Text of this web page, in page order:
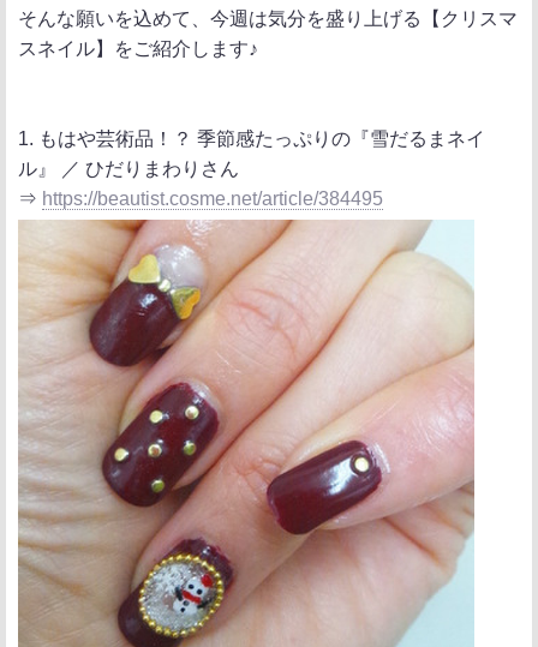
そんな願いを込めて、今週は気分を盛り上げる【クリスマ
スネイル】をご紹介します♪
1. もはや芸術品！？ 季節感たっぷりの『雪だるまネイ
ル』 ／ ひだりまわりさん
⇒ https://beautist.cosme.net/article/384495